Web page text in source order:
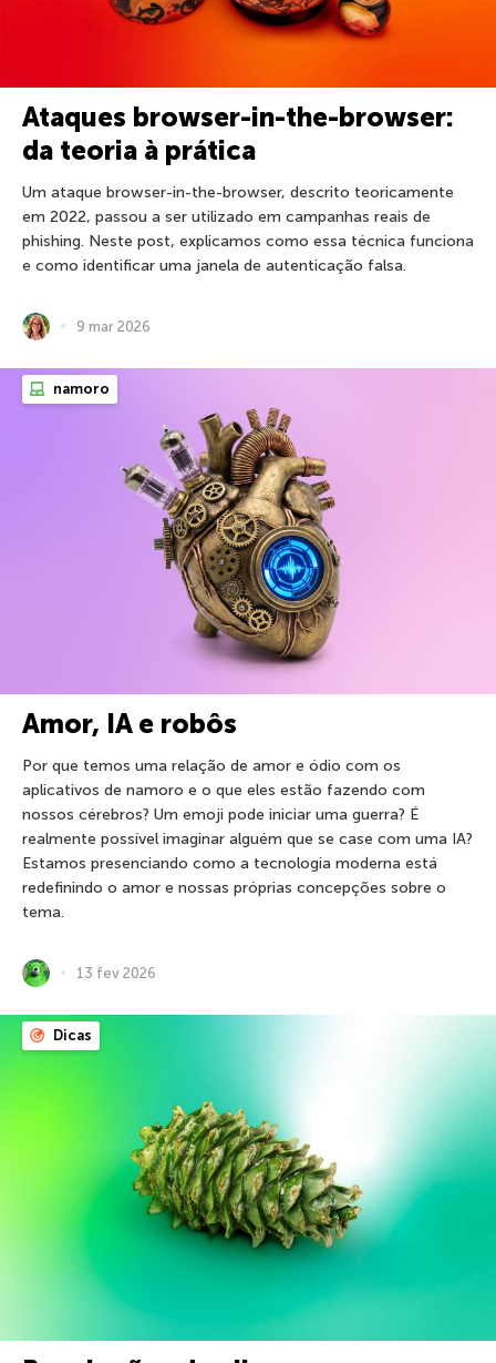
Ataques browser-in-the-browser:
da teoria à prática
Um ataque browser-in-the-browser, descrito teoricamente
em 2022, passou a ser utilizado em campanhas reais de
phishing. Neste post, explicamos como essa técnica funciona
e como identificar uma janela de autenticação falsa.
9 mar 2026
namoro
Amor, IA e robôs
Por que temos uma relação de amor e ódio com os
aplicativos de namoro e o que eles estão fazendo com
nossos cérebros? Um emoji pode iniciar uma guerra? É
realmente possível imaginar alguém que se case com uma IA?
Estamos presenciando como a tecnologia moderna está
redefinindo o amor e nossas próprias concepções sobre o
tema.
13 fev 2026
Dicas